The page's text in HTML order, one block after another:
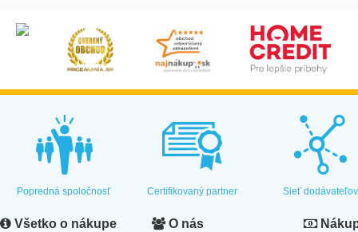
Popredná spoločnosť Certifikovaný partner Sieť dodávateľov
Všetko o nákupe O nás